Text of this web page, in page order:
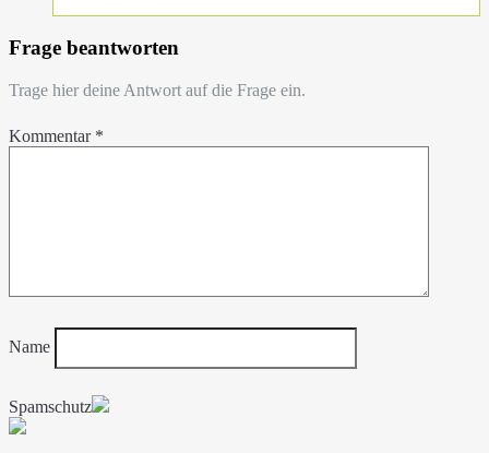
Frage beantworten
Trage hier deine Antwort auf die Frage ein.
Kommentar *
Name
Spamschutz